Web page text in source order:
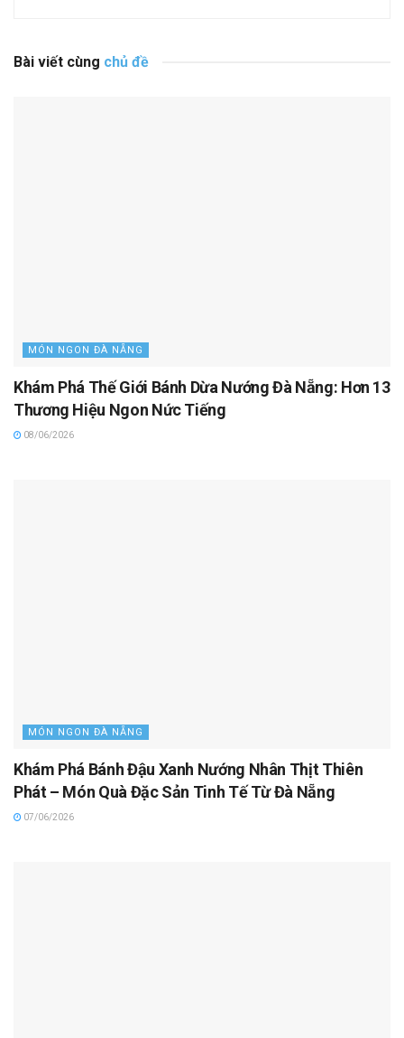
Bài viết cùng chủ đề
MÓN NGON ĐÀ NẴNG
Khám Phá Thế Giới Bánh Dừa Nướng Đà Nẵng: Hơn 13
Thương Hiệu Ngon Nức Tiếng
08/06/2026
MÓN NGON ĐÀ NẴNG
Khám Phá Bánh Đậu Xanh Nướng Nhân Thịt Thiên
Phát – Món Quà Đặc Sản Tinh Tế Từ Đà Nẵng
07/06/2026